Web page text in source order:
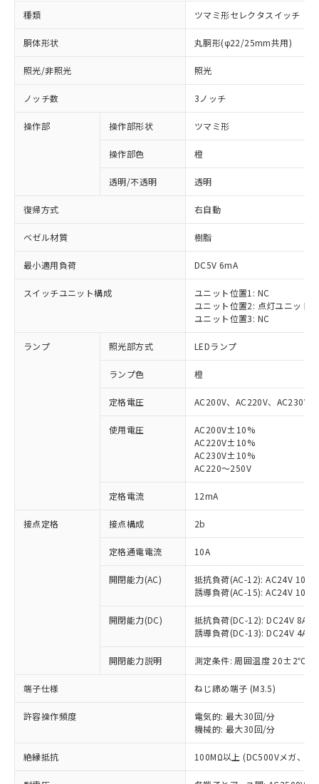
種類 ツマミ形セレクタスイッチ
胴体形状 丸胴形(φ22/25mm共用)
照光/非照光 照光
ノッチ数 3ノッチ
操作部 操作部形状 ツマミ形
操作部色 橙
透明/不透明 透明
復帰方式 右自動
ベゼル材質 樹脂
最小適用負荷 DC5V 6mA
スイッチユニット構成
ユニット位置1: NC
ユニット位置2: 点灯ユニット
ユニット位置3: NC
ランプ 照光部方式 LEDランプ
ランプ色 橙
定格電圧 AC200V、AC220V、AC230V
使用電圧
AC200V±10%
AC220V±10%
AC230V±10%
AC220～250V
定格電流 12mA
接点定格 接点構成 2b
定格通電電流 10A
開閉能力(AC)
抵抗負荷(AC-12): AC24V 10A/
誘導負荷(AC-15): AC24V
開閉能力(DC)
抵抗負荷(DC-12): DC24V 8A/
誘導負荷(DC-13): DC24V 4A/
開閉能力説明 測定条件: 周囲温度 20±2℃、
端子仕様 ねじ締め端子 (M3.5)
許容操作頻度
電気的: 最大30回/分
機械的: 最大30回/分
絶縁抵抗 100MΩ以上 (DC500Vメガ、点
以下の条件をお読みいただき、同意のうえ
本サービスは、当社制御機器事業取扱
商品の当社在庫状況および標準価格
(税抜)を提供させていただくもので
本サービスの対象外となる商品もある
ことをご了承ください。
在庫状況および標準価格照会結果は、
記載している更新日時点での社内デー
タに基づき作成されるものであり、閲
覧された時点での実際の在庫および標
対応済み：EU RoHS指令（10物質）の
非含有に対応した製品が提供可能な商品で
対応予定：EU RoHS指令（10物質）の非含
有に対応した製品に切り替える予定のある
対応予定なし：EU RoHS指令（10物質）の
非含有に非対応の商品で、対応品を出す予
調査・確認中：EU RoHS指令（10物質）の
非含有の対応状況を調査中または確認中の
非該当品：ライセンス料など無形物で、有
害物質有無と関係のない商品です。
仕入先様の事情により、非含有部品として
いたものが、含有品と判明した場合などや
むを得ず変更することがあります。
鉛(Pb) 1000ppm以下、 水銀(Hg) 1000ppm以下、 カド
六価クロム(Cr(Ⅵ)) 1000ppm以下、ポリ臭化ビフェニル
※1 中国RoHS○×表
「○」：最大均質材料含有率が中国RoHSの
基準値以下であることを示します。
「×」：最大均質材料含有率が中国RoHSの
基準値を超えていることを示します。
「－」：未確認です。当社販売部門へお問
*中国RoHS10物質の基準値 (GB/T26572)：
Pb(鉛) :1000ppm、 Hg(水銀) : 1000ppm、 Cd(カドミウ
当社は、これら貴社製品のうち、外国
為替および外国貿易法に定める商品
（以下｢規制貨物等」という）を輸出
または国外への提供する場合は、日本
国政府の輸出許可(または役務取引許
可)を取得するなどの必要な手続きを